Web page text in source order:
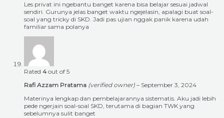
Les privat ini ngebantu banget karena bisa belajar sesuai jadwal
sendiri. Gurunya jelas banget waktu ngejelasin, apalagi buat soal-
soal yang tricky di SKD. Jadi pas ujian nggak panik karena udah
familiar sama polanya
Rated 4 out of 5
Rafi Azzam Pratama (verified owner) – September 3, 2024
Materinya lengkap dan pembelajarannya sistematis. Aku jadi lebih
pede ngerjain soal-soal SKD, terutama di bagian TWK yang
sebelumnya sulit banget